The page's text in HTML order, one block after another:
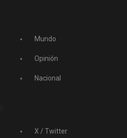
Mundo
Opinión
Nacional
X / Twitter